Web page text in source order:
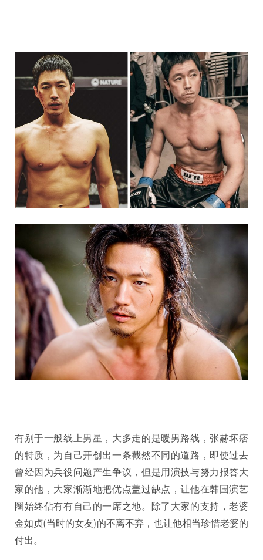
有别于一般线上男星，大多走的是暖男路线，张赫坏痞
的特质，为自己开创出一条截然不同的道路，即使过去
曾经因为兵役问题产生争议，但是用演技与努力报答大
家的他，大家渐渐地把优点盖过缺点，让他在韩国演艺
圈始终佔有有自己的一席之地。除了大家的支持，老婆
金如贞(当时的女友)的不离不弃，也让他相当珍惜老婆的
付出。